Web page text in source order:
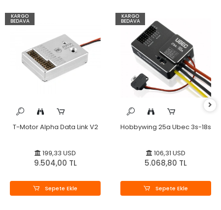
KARGO
BEDAVA
T-Motor Alpha Data Link V2
199,33 USD
9.504,00 TL
Sepete Ekle
KARGO
BEDAVA
Hobbywing 25a Ubec 3s-18s
106,31 USD
5.068,80 TL
Sepete Ekle